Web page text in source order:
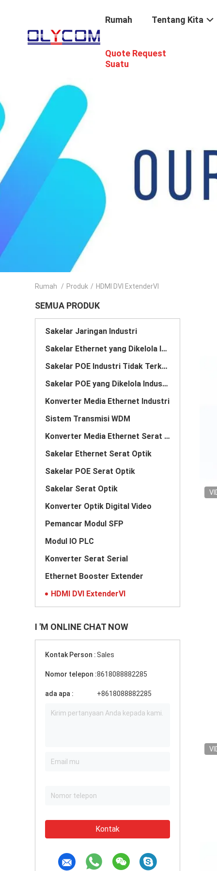
Rumah Tentang Kita
Quote Request
Suatu
Rumah / Produk / HDMI DVI ExtenderVI
SEMUA PRODUK
Sakelar Jaringan Industri
Sakelar Ethernet yang Dikelola Industri
Sakelar POE Industri Tidak Terkelola
Sakelar POE yang Dikelola Industri
Konverter Media Ethernet Industri
Sistem Transmisi WDM
Konverter Media Ethernet Serat Optik
Sakelar Ethernet Serat Optik
Sakelar POE Serat Optik
Sakelar Serat Optik
Konverter Optik Digital Video
Pemancar Modul SFP
Modul IO PLC
Konverter Serat Serial
Ethernet Booster Extender
HDMI DVI ExtenderVI
I 'M ONLINE CHAT NOW
Kontak Person :Sales
Nomor telepon :8618088882285
ada apa : +8618088882285
Kontak